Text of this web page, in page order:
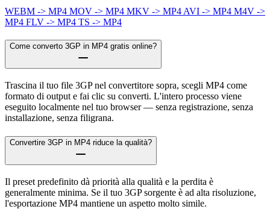
WEBM -> MP4 MOV -> MP4 MKV -> MP4 AVI -> MP4 M4V ->
MP4 FLV -> MP4 TS -> MP4
Come converto 3GP in MP4 gratis online?
Trascina il tuo file 3GP nel convertitore sopra, scegli MP4 come
formato di output e fai clic su converti. L'intero processo viene
eseguito localmente nel tuo browser — senza registrazione, senza
installazione, senza filigrana.
Convertire 3GP in MP4 riduce la qualità?
Il preset predefinito dà priorità alla qualità e la perdita è
generalmente minima. Se il tuo 3GP sorgente è ad alta risoluzione,
l'esportazione MP4 mantiene un aspetto molto simile.